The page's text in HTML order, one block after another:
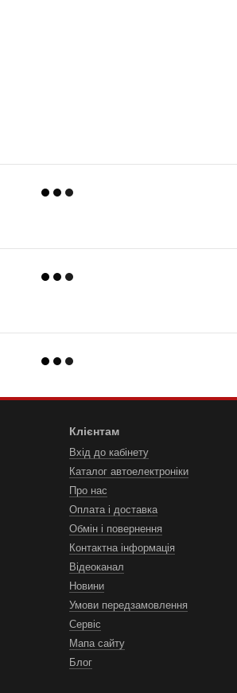
Клієнтам
Вхід до кабінету
Каталог автоелектроніки
Про нас
Оплата і доставка
Обмін і повернення
Контактна інформація
Відеоканал
Новини
Умови передзамовлення
Сервіс
Мапа сайту
Блог